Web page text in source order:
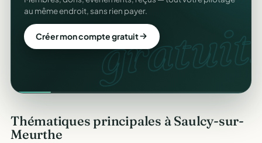
gratuit.
au même endroit, sans rien payer.
Créer mon compte gratuit
Thématiques principales à Saulcy-sur-
Meurthe